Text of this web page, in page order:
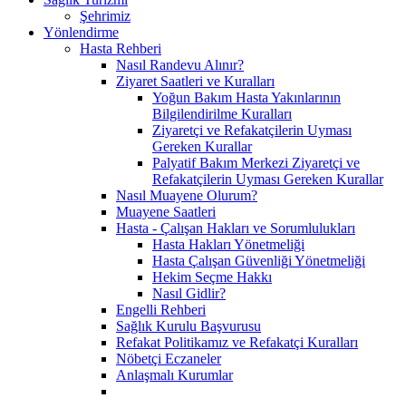
Şehrimiz
Yönlendirme
Hasta Rehberi
Nasıl Randevu Alınır?
Ziyaret Saatleri ve Kuralları
Yoğun Bakım Hasta Yakınlarının
Bilgilendirilme Kuralları
Ziyaretçi ve Refakatçilerin Uyması
Gereken Kurallar
Palyatif Bakım Merkezi Ziyaretçi ve
Refakatçilerin Uyması Gereken Kurallar
Nasıl Muayene Olurum?
Muayene Saatleri
Hasta - Çalışan Hakları ve Sorumlulukları
Hasta Hakları Yönetmeliği
Hasta Çalışan Güvenliği Yönetmeliği
Hekim Seçme Hakkı
Nasıl Gidlir?
Engelli Rehberi
Sağlık Kurulu Başvurusu
Refakat Politikamız ve Refakatçi Kuralları
Nöbetçi Eczaneler
Anlaşmalı Kurumlar